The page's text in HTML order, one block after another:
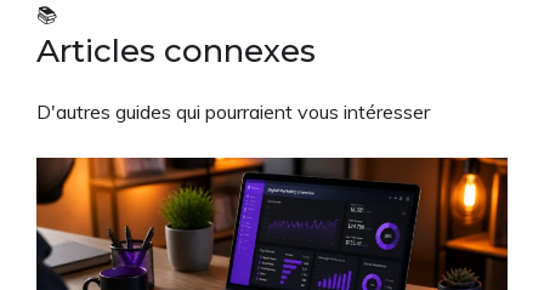
📚
Articles connexes
D'autres guides qui pourraient vous intéresser